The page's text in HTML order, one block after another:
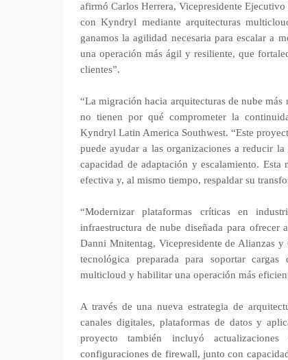
afirmó Carlos Herrera, Vicepresidente
con Kyndryl mediante arquitecturas
ganamos la agilidad necesaria para escalar a
una operación más ágil y resiliente, que
clientes”.
“La migración hacia arquitecturas de nube
no tienen por qué comprometer la
Kyndryl Latin America Southwest. “Este
puede ayudar a las organizaciones a reducir
capacidad de adaptación y escalamiento.
efectiva y, al mismo tiempo, respaldar su
“Modernizar plataformas críticas en
infraestructura de nube diseñada para
Danni Mnitentag, Vicepresidente de Alianzas
tecnológica preparada para soportar
multicloud y habilitar una operación más
A través de una nueva estrategia de
canales digitales, plataformas de datos y
proyecto también incluyó
configuraciones de firewall, junto con